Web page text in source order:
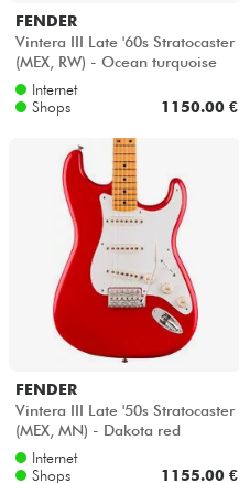
FENDER
Vintera III Late '60s Stratocaster
(MEX, RW) - Ocean turquoise
Internet
Shops
1150.00 €
FENDER
Vintera III Late '50s Stratocaster
(MEX, MN) - Dakota red
Internet
Shops
1155.00 €